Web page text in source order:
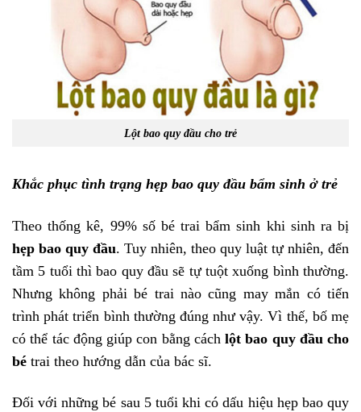
Lột bao quy đầu cho trẻ
Khắc phục tình trạng hẹp bao quy đầu bẩm sinh ở trẻ
Theo thống kê, 99% số bé trai bẩm sinh khi sinh ra bị
hẹp bao quy đầu. Tuy nhiên, theo quy luật tự nhiên, đến
tầm 5 tuổi thì bao quy đầu sẽ tự tuột xuống bình thường.
Nhưng không phải bé trai nào cũng may mắn có tiến
trình phát triển bình thường đúng như vậy. Vì thế, bố mẹ
có thể tác động giúp con bằng cách lột bao quy đầu cho
bé trai theo hướng dẫn của bác sĩ.
Đối với những bé sau 5 tuổi khi có dấu hiệu hẹp bao quy